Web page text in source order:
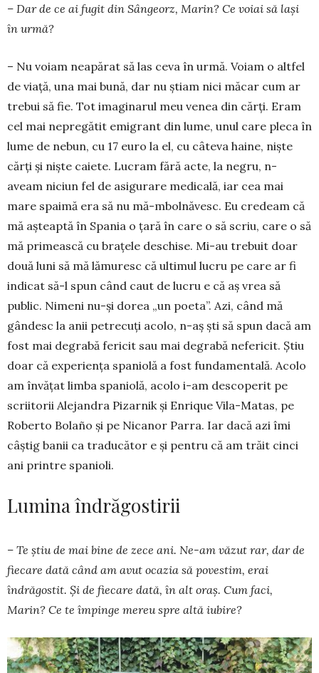
– Dar de ce ai fugit din Sângeorz, Marin? Ce voiai să lași
în urmă?
– Nu voiam neapărat să las ceva în urmă. Voiam o altfel
de viață, una mai bună, dar nu știam nici măcar cum ar
trebui să fie. Tot imagi­na­rul meu venea din cărți. Eram
cel mai nepregătit emigrant din lume, unul care pleca în
lume de ne­bun, cu 17 euro la el, cu câteva haine, niște
cărți și niște caiete. Lucram fără acte, la negru, n-
aveam niciun fel de asigurare medicală, iar cea mai
mare spaimă era să nu mă-mbolnăvesc. Eu credeam că
mă așteaptă în Spania o țară în care o să scriu, care o să
mă primească cu brațele deschise. Mi-au tre­buit doar
două luni să mă lămuresc că ultimul lucru pe care ar fi
indicat să-l spun când caut de lucru e că aș vrea să
public. Nimeni nu-și dorea „un poeta”. Azi, când mă
gândesc la anii petrecuți acolo, n-aș ști să spun dacă am
fost mai degrabă fericit sau mai degrabă nefericit. Știu
doar că experiența spaniolă a fost fundamentală. Acolo
am învățat limba spani­o­lă, acolo i-am descoperit pe
scriitorii Alejandra Pizarnik și Enrique Vila-Matas, pe
Roberto Bolaño și pe Nicanor Parra. Iar dacă azi îmi
câștig banii ca traducător e și pentru că am trăit cinci
ani printre spanioli.
Lumina îndrăgostirii
– Te știu de mai bine de zece ani. Ne-am văzut rar, dar de
fiecare dată când am avut ocazia să povestim, erai
îndrăgostit. Și de fiecare dată, în alt oraș. Cum faci,
Marin? Ce te împinge mereu spre altă iubire?